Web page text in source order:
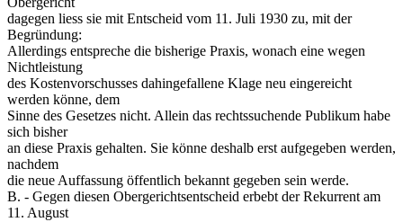
dagegen liess sie mit Entscheid vom 11. Juli 1930 zu, mit der
Begründung:
Allerdings entspreche die bisherige Praxis, wonach eine wegen
Nichtleistung
des Kostenvorschusses dahingefallene Klage neu eingereicht
werden könne, dem
Sinne des Gesetzes nicht. Allein das rechtssuchende Publikum habe
sich bisher
an diese Praxis gehalten. Sie könne deshalb erst aufgegeben werden,
nachdem
die neue Auffassung öffentlich bekannt gegeben sein werde.
B. - Gegen diesen Obergerichtsentscheid erbebt der Rekurrent am
11. August